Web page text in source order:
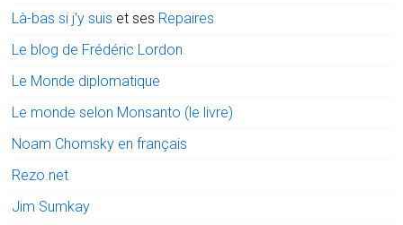
Là-bas si j'y suis et ses Repaires
Le blog de Frédéric Lordon
Le Monde diplomatique
Le monde selon Monsanto (le livre)
Noam Chomsky en français
Rezo.net
Jim Sumkay